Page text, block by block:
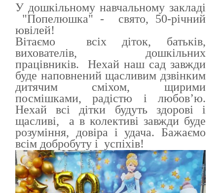
У дошкільному навчальному закладі
"Попелюшка" - свято, 50-річний
ювілей!
Вітаємо всіх діток, батьків,
вихователів, дошкільних
працівників. Нехай наш сад завжди
буде наповнений щасливим дзвінким
дитячим сміхом, щирими
посмішками, радістю і любов’ю.
Нехай всі дітки будуть здорові і
щасливі, а в колективі завжди буде
розуміння, довіра і удача. Бажаємо
всім добробуту і успіхів!